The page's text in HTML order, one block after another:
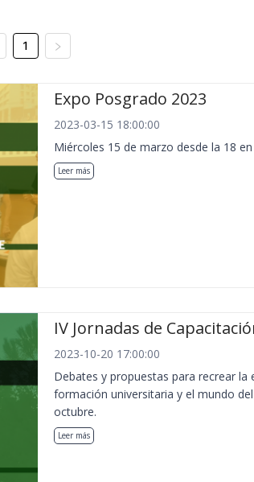
1
Expo Posgrado 2023
2023-03-15 18:00:00
Miércoles 15 de marzo desde la 18
Leer más
IV Jornadas de
2023-10-20 17:00:00
Debates y propuestas para recrear la
formación universitaria y el mundo
octubre.
Leer más